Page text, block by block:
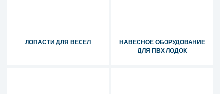
ЛОПАСТИ ДЛЯ ВЕСЕЛ
НАВЕСНОЕ ОБОРУДОВАНИЕ
ДЛЯ ПВХ ЛОДОК